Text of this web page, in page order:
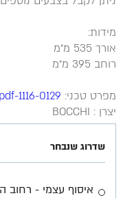
מידות:
אורך 535 מ״מ
רוחב 395 מ״מ
מפרט טכני: 1116-0129-Katalog-Model.pdf
יצרן : BOCCHI
שדרוג שנבחר